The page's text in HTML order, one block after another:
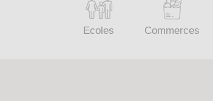
Ecoles Commerces